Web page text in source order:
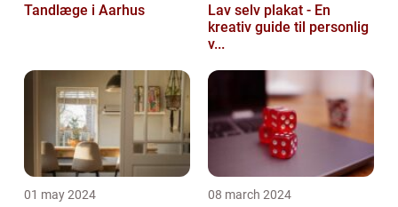
Tandlæge i Aarhus
Lav selv plakat - En
kreativ guide til personlig
v...
01 may 2024 08 march 2024